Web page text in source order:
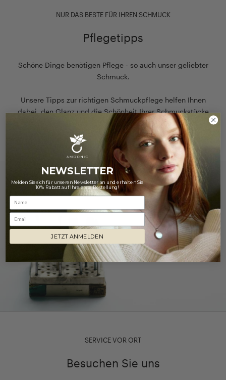
NUR DAS BESTE FÜR IHREN SCHMUCK
Pflegetipps
Schöne Dinge benötigen Pflege - so auch unser geliebter
Schmuck.
Unsere Tipps zur richtigen Schmuckpflege helfen Ihnen
dabei, den Glanz und die Schönheit Ihrer Schmuckstücke
lange zu erhalten!
Hier finden Sie unsere Pflegehinweise
SERVICE VOR ORT
Besuchen Sie uns
NEWSLETTER
Melden Sie sich für unseren Newsletter an und erhalten Sie
10% Rabatt auf Ihre erste Bestellung!
Email
JETZT ANMELDEN